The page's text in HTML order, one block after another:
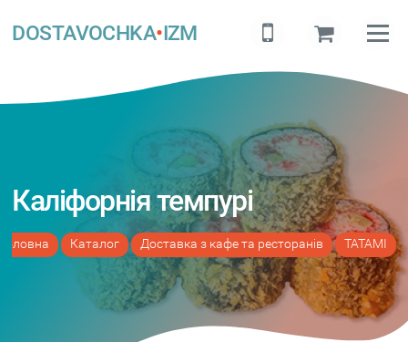
DOSTAVOCHKA•IZM
Каліфорнія темпурі
Каталог Доставка з кафе та ресторанів TATAMI